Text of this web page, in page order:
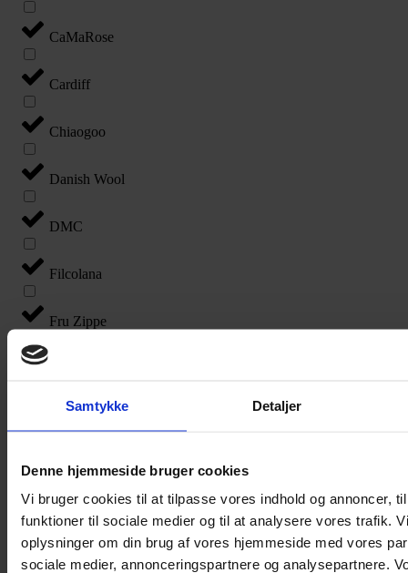
Samtykke Detaljer
Denne hjemmeside bruger cookies
Vi bruger cookies til at tilpasse vores indhold og annoncer,
funktioner til sociale medier og til at analysere vores trafik.
oplysninger om din brug af vores hjemmeside med vores
sociale medier, annonceringspartnere og analysepartnere.
CaMaRose
Cardiff
Chiaogoo
Danish Wool
DMC
Filcolana
Fru Zippe
Go Handmade
Hånd og tråd
Hjertegarn
Isager